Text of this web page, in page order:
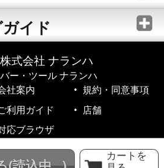
カートを
イド
株式会社 ナランハ
バー・ツール ナランハ
社案内
規約・同意事項
利用ガイド
店舗
応ブラウザ
Inc. All Rights Reserved.